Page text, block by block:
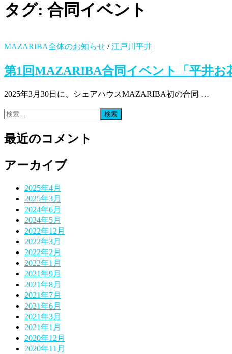
タグ: 合同イベント
MAZARIBA全体のお知らせ /江戸川平井
第1回MAZARIBA合同イベント「平井
2025年3月30日に、シェアハウスMAZARIBA初の合同 …
検
最近のコメント
アーカイブ
2025年4月
2025年3月
2024年6月
2024年5月
2022年12月
2022年3月
2022年2月
2022年1月
2021年9月
2021年8月
2021年7月
2021年6月
2021年3月
2021年1月
2020年12月
2020年11月